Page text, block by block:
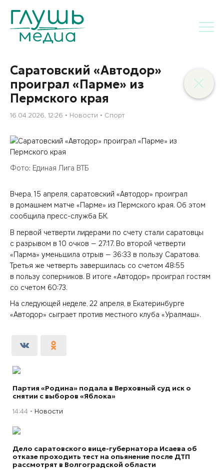
Саратовский «Автодор»
проиграл «Парме» из
Пермского края
16.04.2026, 12:26 Новости Спорт
Фото: Единая Лига ВТБ
Вчера, 15 апреля, саратовский «Автодор» проиграл
в домашнем матче «Парме» из Пермского края. Об этом
сообщила пресс-служба БК.
В первой четверти лидерами по счету стали саратовцы
с разрывом в 10 очков — 27:17. Во второй четверти
«Парма» уменьшила отрыв — 36:33 в пользу Саратова.
Третья же четверть завершилась со счетом 48:55
в пользу соперников. В итоге «Автодор» проиграл гостям
со счетом 60:73.
На следующей неделе, 22 апреля, в Екатеринбурге
«Автодор» сыграет против местного клуба «Уралмаш».
Партия «Родина» подала в Верховный суд иск о
снятии с выборов «Яблока»
14:44 Новости
Дело саратовского вице-губернатора Исаева об
отказе проходить тест на опьянение после ДТП
рассмотрят в Волгоградской области